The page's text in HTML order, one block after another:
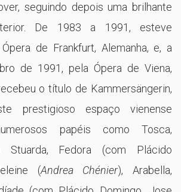
seguindo depois uma brilhante
De 1983 a 1991, esteve
de Frankfurt, Alemanha, e, a
de 1991, pela Ópera de Viena,
o título de Kammersängerin,
prestigioso espaço vienense
papéis como Tosca,
Stuarda, Fedora (com Plácido
(Andrea Chénier), Arabella,